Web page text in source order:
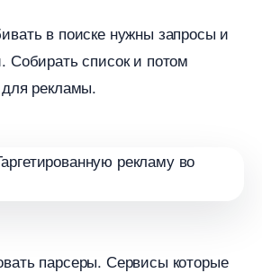
в поиске нужны запросы и
Собирать список и потом
для рекламы.
парсеры. Сервисы которые